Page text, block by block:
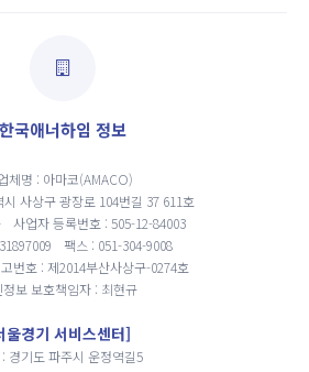
한국애너하임 정보
체명 : 아마코(AMACO)
사상구 광장로 104번길 37 611호
사업자 등록번호 : 505-12-84003
팩스 : 051-304-9008
번호 : 제2014부산사상구-0274호
정보 보호책임자 : 최현규
울경기 서비스센터]
경기도 파주시 운정역길5